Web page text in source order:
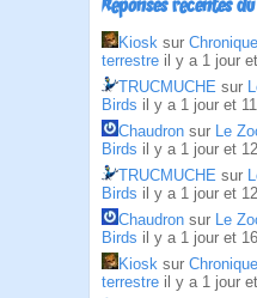
Réponses récentes
Kiosk sur
terrestre il y a 1 jour
TRUCMUCHE sur
Birds il y a 1 jour et
Chaudron sur Le
Birds il y a 1 jour et
TRUCMUCHE sur
Birds il y a 1 jour et
Chaudron sur Le
Birds il y a 1 jour et
Kiosk sur
terrestre il y a 1 jour